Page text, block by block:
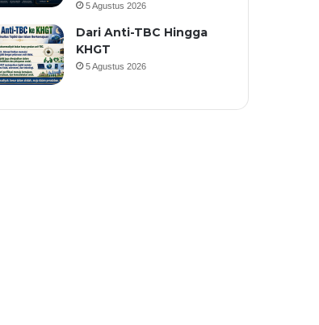
5 Agustus 2026
Dari Anti-TBC Hingga
KHGT
5 Agustus 2026